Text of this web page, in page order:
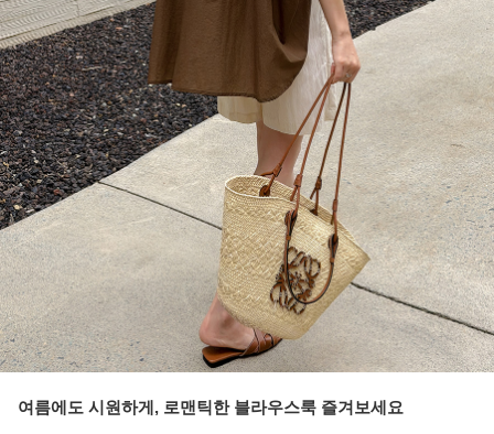
여름에도 시원하게, 로맨틱한 블라우스룩 즐겨보세요